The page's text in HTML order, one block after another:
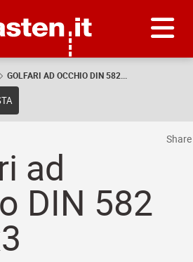
GOLFARI AD OCCHIO DIN 582...
ad
DIN 582
Share